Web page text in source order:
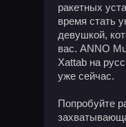
ракетных
время стать
девушкой,
вас. ANNO
Xattab на
уже сейчас.
Попробуйте